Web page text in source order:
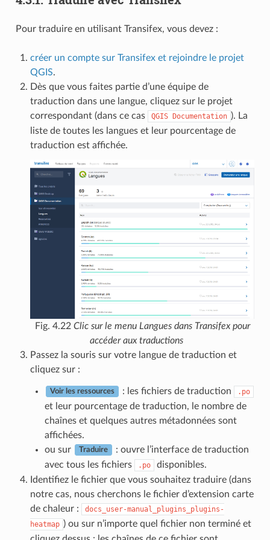
Pour traduire en utilisant Transifex, vous devez :
créer un compte sur Transifex et rejoindre le projet
QGIS.
Dès que vous faites partie d’une équipe de
traduction dans une langue, cliquez sur le projet
correspondant (dans ce cas
QGIS Documentation ). La
liste de toutes les langues et leur pourcentage de
traduction est affichée.
Fig. 4.22 Clic sur le menu Langues dans Transifex pour
accéder aux traductions
Passez la souris sur votre langue de traduction et
cliquez sur :
Voir les ressources : les fichiers de traduction .po
et leur pourcentage de traduction, le nombre de
chaînes et quelques autres métadonnées sont
affichées.
ou sur
Traduire
: ouvre l’interface de traduction
avec tous les fichiers
.po
disponibles.
Identifiez le fichier que vous souhaitez traduire (dans
notre cas, nous cherchons le fichier d’extension carte
de chaleur :
docs_user-manual_plugins_plugins-
heatmap ) ou sur n’importe quel fichier non terminé et